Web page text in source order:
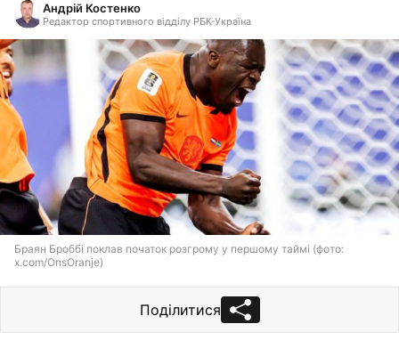
Андрій Костенко
Редактор спортивного відділу РБК-Україна
Браян Броббі поклав початок розгрому у першому таймі (фото:
x.com/OnsOranje)
Поділитися